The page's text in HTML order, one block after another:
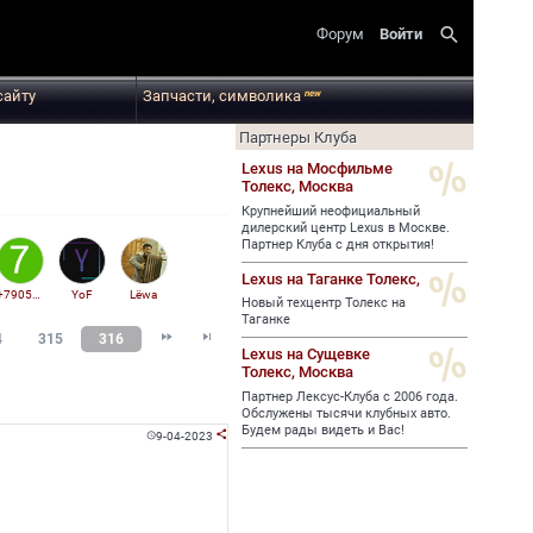
Форум Войти search
Запчасти, символикаnew
+79059755202 YoF Lёwa
315 316  
9-04-2023 
Партнеры Клуба
Lexus на Мосфильме
Толекс, Москва
Крупнейший неофициальный
дилерский центр Lexus в Москве.
Партнер Клуба с дня открытия!
Lexus на Таганке Толекс,
Новый техцентр Толекс на
Таганке
Lexus на Сущевке
Толекс, Москва
Партнер Лексус-Клуба с 2006 года.
Обслужены тысячи клубных авто.
Будем рады видеть и Вас!